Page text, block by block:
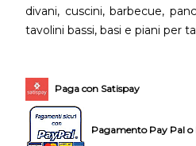
divani, cuscini, barbecue,
tavolini bassi, basi e piani per
Paga con Satispay
Pagamento Pay Pal o